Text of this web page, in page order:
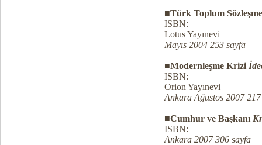
■Türk Toplum
ISBN:
Lotus Yayınevi
Mayıs 2004 253 sayfa
■Modernleşme Krizi
ISBN:
Orion Yayınevi
Ankara Ağustos 2007
■Cumhur ve Başkanı
ISBN:
Ankara 2007 306 sayfa